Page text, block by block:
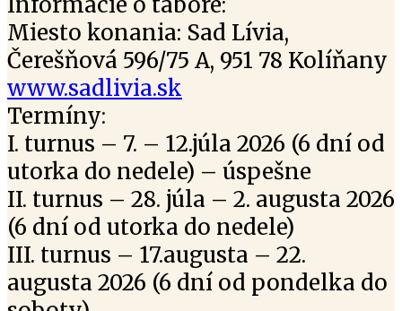
Miesto konania: Sad Lívia,
Čerešňová 596/75 A, 951 78 Kolíňany
www.sadlivia.sk
Termíny:
I. turnus – 7. – 12.júla 2026 (6 dní od
utorka do nedele) – úspešne
II. turnus – 28. júla – 2. augusta 2026
(6 dní od utorka do nedele)
III. turnus – 17.augusta – 22.
augusta 2026 (6 dní od pondelka do